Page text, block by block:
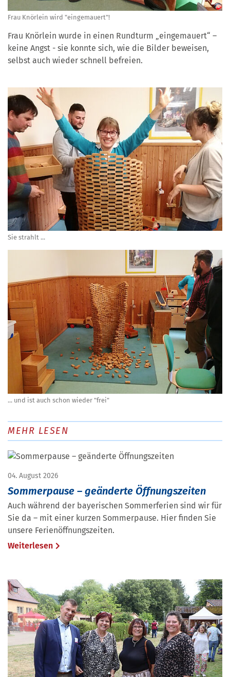
Frau Knörlein wird "eingemauert"!
Frau Knörlein wurde in einen Rundturm „eingemauert“ –
keine Angst - sie konnte sich, wie die Bilder beweisen,
selbst auch wieder schnell befreien.
Sie strahlt ...
... und ist auch schon wieder "frei"
MEHR LESEN
04. August 2026
Sommerpause – geänderte Öffnungszeiten
Auch während der bayerischen Sommerferien sind wir für
Sie da – mit einer kurzen Sommerpause. Hier finden Sie
unsere Ferienöffnungszeiten.
Weiterlesen